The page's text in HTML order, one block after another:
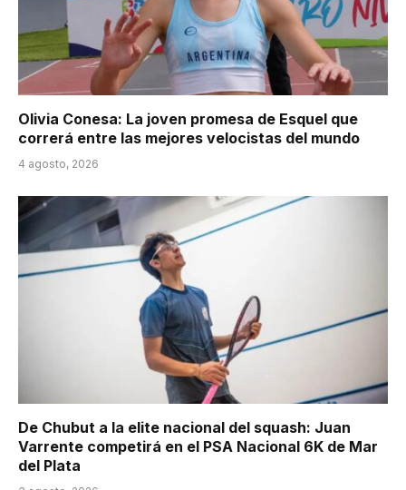
Olivia Conesa: La joven promesa de Esquel que
correrá entre las mejores velocistas del mundo
4 agosto, 2026
De Chubut a la elite nacional del squash: Juan
Varrente competirá en el PSA Nacional 6K de Mar
del Plata